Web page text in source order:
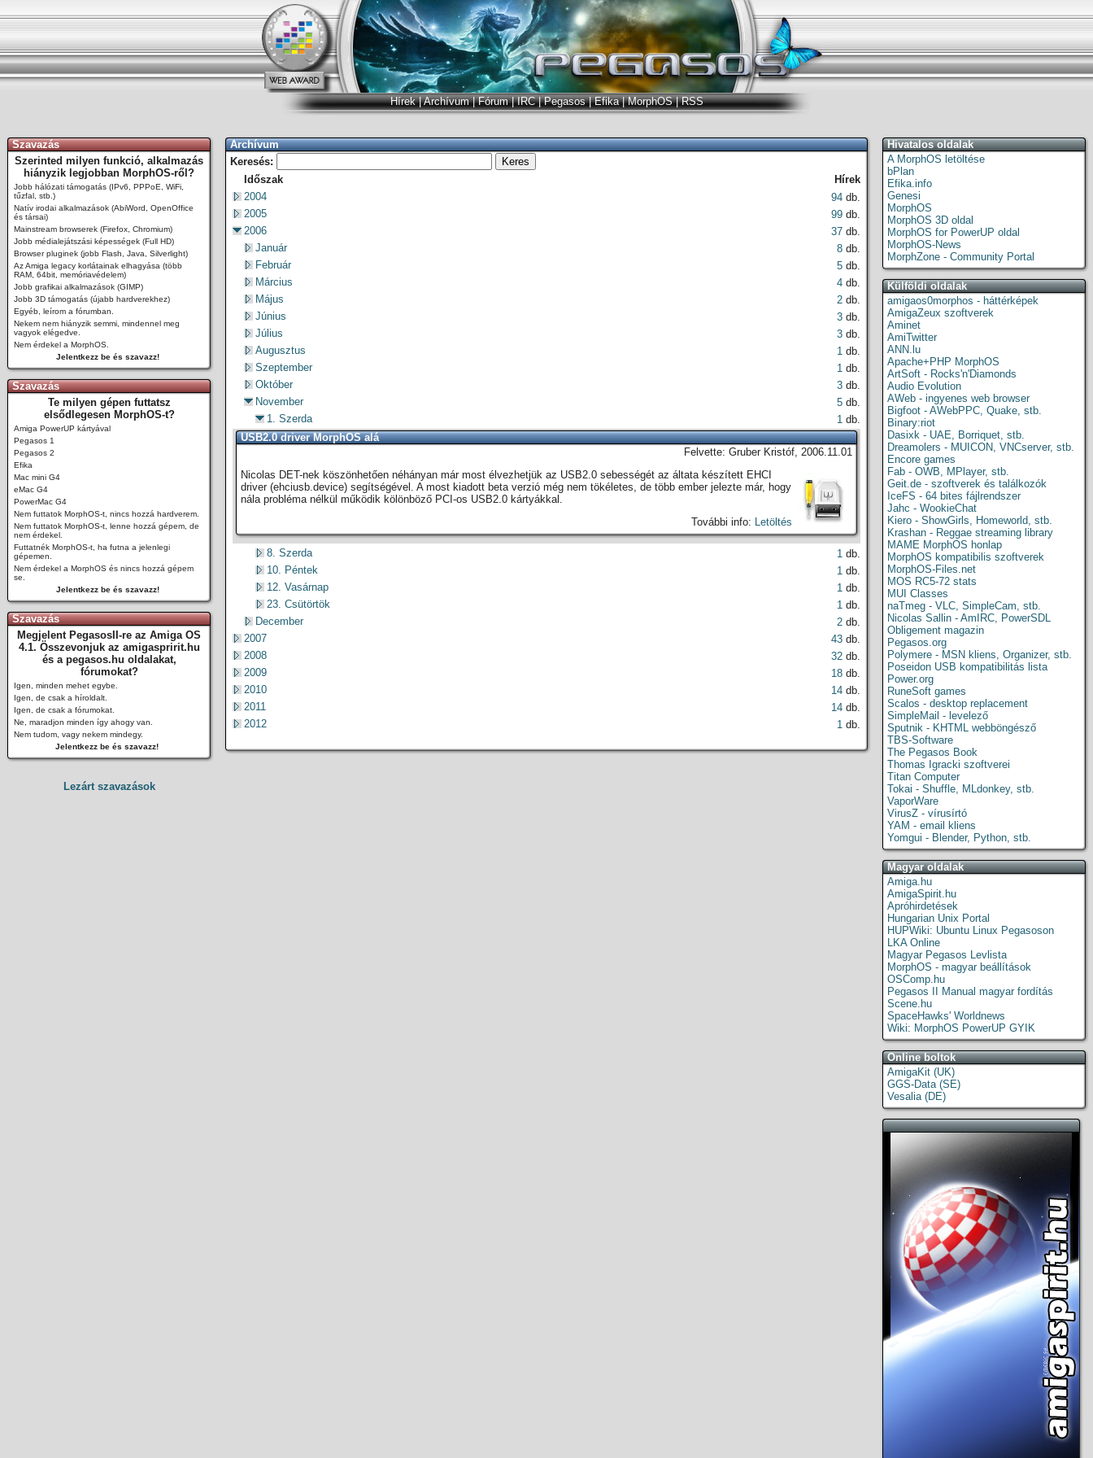
Hírek|Archívum|Fórum|IRC|Pegasos|Efika|MorphOS|RSS
Szavazás
Szerinted milyen funkció, alkalmazás
hiányzik legjobban MorphOS-ről?
Jobb hálózati támogatás (IPv6, PPPoE, WiFi,
tűzfal, stb.)
Natív irodai alkalmazások (AbiWord, OpenOffice
és társai)
Mainstream browserek (Firefox, Chromium)
Jobb médialejátszási képességek (Full HD)
Browser pluginek (jobb Flash, Java, Silverlight)
Az Amiga legacy korlátainak elhagyása (több
RAM, 64bit, memóriavédelem)
Jobb grafikai alkalmazások (GIMP)
Jobb 3D támogatás (újabb hardverekhez)
Egyéb, leírom a fórumban.
Nekem nem hiányzik semmi, mindennel meg
vagyok elégedve.
Nem érdekel a MorphOS.
Jelentkezz be és szavazz!
Szavazás
Te milyen gépen futtatsz
elsődlegesen MorphOS-t?
Amiga PowerUP kártyával
Pegasos 1
Pegasos 2
Efika
Mac mini G4
eMac G4
PowerMac G4
Nem futtatok MorphOS-t, nincs hozzá hardverem.
Nem futtatok MorphOS-t, lenne hozzá gépem, de
nem érdekel.
Futtatnék MorphOS-t, ha futna a jelenlegi
gépemen.
Nem érdekel a MorphOS és nincs hozzá gépem
se.
Jelentkezz be és szavazz!
Szavazás
Megjelent PegasosII-re az Amiga OS
4.1. Összevonjuk az amigaspririt.hu
és a pegasos.hu oldalakat,
fórumokat?
Igen, minden mehet egybe.
Igen, de csak a híroldalt.
Igen, de csak a fórumokat.
Ne, maradjon minden így ahogy van.
Nem tudom, vagy nekem mindegy.
Jelentkezz be és szavazz!
Lezárt szavazások
Archívum
Keresés:
Időszak
Hírek
2004
94 db.
2005
99 db.
2006
37 db.
Január
8 db.
Február
5 db.
Március
4 db.
Május
2 db.
Június
3 db.
Július
3 db.
Augusztus
1 db.
Szeptember
1 db.
Október
3 db.
November
5 db.
1. Szerda
1 db.
USB2.0 driver MorphOS alá
Felvette: Gruber Kristóf, 2006.11.01
Nicolas DET-nek köszönhetően néhányan már most élvezhetjük az USB2.0 sebességét az áltata készített EHCI
driver (ehciusb.device) segítségével. A most kiadott beta verzió még nem tökéletes, de több ember jelezte már, hogy
nála probléma nélkül működik kölönböző PCI-os USB2.0 kártyákkal.
További info: Letöltés
8. Szerda 1 db.
10. Péntek
1 db.
12. Vasárnap
1 db.
23. Csütörtök
1 db.
December
2 db.
2007
43 db.
2008
32 db.
2009
18 db.
2010
14 db.
2011
14 db.
2012
1 db.
Hivatalos oldalak
A MorphOS letöltése
bPlan
Efika.info
Genesi
MorphOS
MorphOS 3D oldal
MorphOS for PowerUP oldal
MorphOS-News
MorphZone - Community Portal
Külföldi oldalak
amigaos0morphos - háttérképek
AmigaZeux szoftverek
Aminet
AmiTwitter
ANN.lu
Apache+PHP MorphOS
ArtSoft - Rocks'n'Diamonds
Audio Evolution
AWeb - ingyenes web browser
Bigfoot - AWebPPC, Quake, stb.
Binary:riot
Dasixk - UAE, Borriquet, stb.
Dreamolers - MUICON, VNCserver, stb.
Encore games
Fab - OWB, MPlayer, stb.
Geit.de - szoftverek és találkozók
IceFS - 64 bites fájlrendszer
Jahc - WookieChat
Kiero - ShowGirls, Homeworld, stb.
Krashan - Reggae streaming library
MAME MorphOS honlap
MorphOS kompatibilis szoftverek
MorphOS-Files.net
MOS RC5-72 stats
MUI Classes
naTmeg - VLC, SimpleCam, stb.
Nicolas Sallin - AmIRC, PowerSDL
Obligement magazin
Pegasos.org
Polymere - MSN kliens, Organizer, stb.
Poseidon USB kompatibilitás lista
Power.org
RuneSoft games
Scalos - desktop replacement
SimpleMail - levelező
Sputnik - KHTML webböngésző
TBS-Software
The Pegasos Book
Thomas Igracki szoftverei
Titan Computer
Tokai - Shuffle, MLdonkey, stb.
VaporWare
VirusZ - vírusírtó
YAM - email kliens
Yomgui - Blender, Python, stb.
Magyar oldalak
Amiga.hu
AmigaSpirit.hu
Apróhirdetések
Hungarian Unix Portal
HUPWiki: Ubuntu Linux Pegasoson
LKA Online
Magyar Pegasos Levlista
MorphOS - magyar beállítások
OSComp.hu
Pegasos II Manual magyar fordítás
Scene.hu
SpaceHawks' Worldnews
Wiki: MorphOS PowerUP GYIK
Online boltok
AmigaKit (UK)
GGS-Data (SE)
Vesalia (DE)